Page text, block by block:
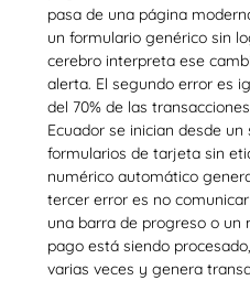
pasa de una página
un formulario genérico sin
cerebro interpreta ese
alerta. El segundo error es
del 70% de las
Ecuador se inician desde
formularios de tarjeta sin
numérico automático
tercer error es no
una barra de progreso o un
pago está siendo
varias veces y genera